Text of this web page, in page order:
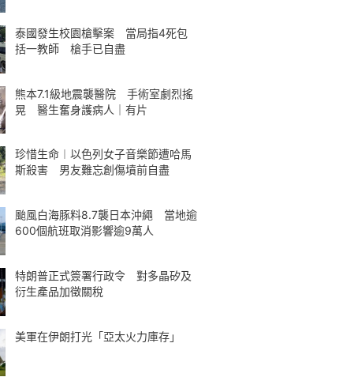
泰國發生校園槍擊案 當局指4死包
括一教師 槍手已自盡
熊本7.1級地震襲醫院 手術室劇烈搖
晃 醫生奮身護病人｜有片
珍惜生命︱以色列女子音樂節遭哈馬
斯殺害 男友難忘創傷墳前自盡
颱風白海豚料8.7襲日本沖繩 當地逾
600個航班取消影響逾9萬人
特朗普正式簽署行政令 對多晶矽及
衍生產品加徵關稅
美軍在伊朗打光「亞太火力庫存」